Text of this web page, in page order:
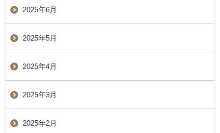
2025年6月
2025年5月
2025年4月
2025年3月
2025年2月